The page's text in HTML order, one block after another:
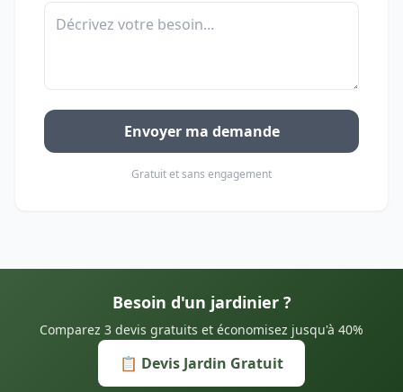
Envoyer ma demande
Gratuit et sans engagement
Besoin d'un jardinier ?
Comparez 3 devis gratuits et économisez jusqu'à 40%
📋 Devis Jardin Gratuit